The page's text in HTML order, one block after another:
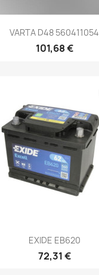
VARTA D48 560411054
101,68 €
EXIDE EB620
72,31 €